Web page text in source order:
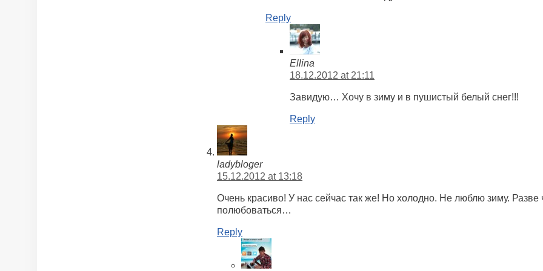
Reply
Ellina
18.12.2012 at 21:11
Завидую… Хочу в зиму и в пушистый белый снег!!!
Reply
ladybloger
15.12.2012 at 13:18
Очень красиво! У нас сейчас так же! Но холодно. Не люблю зиму. Разве
полюбоваться…
Reply